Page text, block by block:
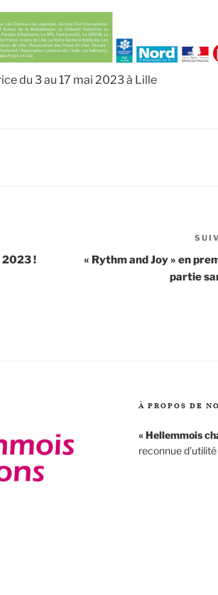
du 3 au 17 mai 2023 à Lille
2023 !
« Rythm and Joy » en
partie
À PROPOS DE
« Hellemmois
reconnue